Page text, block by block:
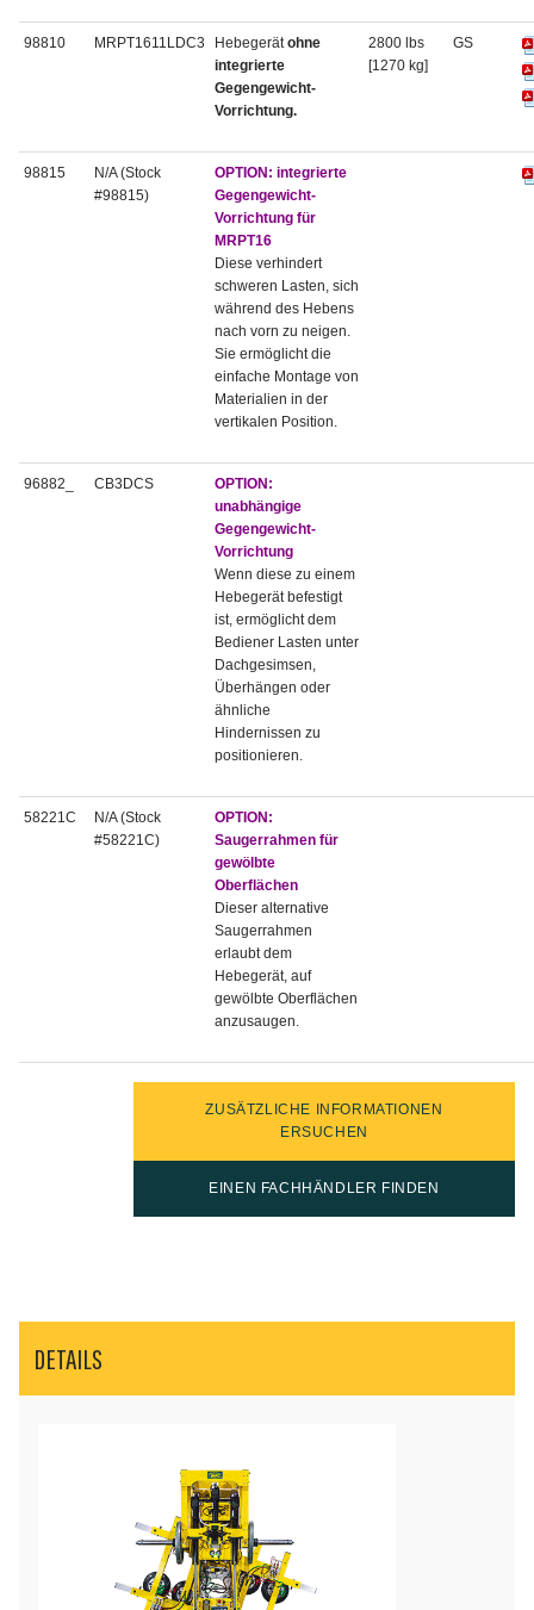
98810 MRPT1611LDC3 Hebegerätohne
integrierte
Gegengewicht-
Vorrichtung.
2800 lbs
[1270 kg]
GS
98815
N/A (Stock
#98815)
OPTION: integrierte
Gegengewicht-
Vorrichtung für
MRPT16
Diese verhindert
schweren Lasten, sich
während des Hebens
nach vorn zu neigen.
Sie ermöglicht die
einfache Montage von
Materialien in der
vertikalen Position.
96882_ CB3DCS
OPTION:
unabhängige
Gegengewicht-
Vorrichtung
Wenn diese zu einem
Hebegerät befestigt
ist, ermöglicht dem
Bediener Lasten unter
Dachgesimsen,
Überhängen oder
ähnliche
Hindernissen zu
positionieren.
58221C
N/A (Stock
#58221C)
OPTION:
Saugerrahmen für
gewölbte
Oberflächen
Dieser alternative
Saugerrahmen
erlaubt dem
Hebegerät, auf
gewölbte Oberflächen
anzusaugen.
ZUSÄTZLICHE INFORMATIONEN
ERSUCHEN
EINEN FACHHÄNDLER FINDEN
DETAILS